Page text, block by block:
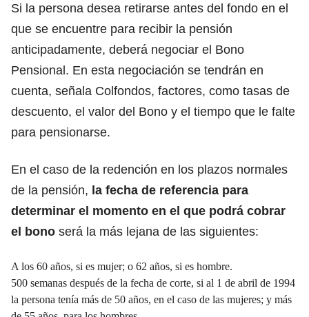
Si la persona desea retirarse antes del fondo en el
que se encuentre para recibir la pensión
anticipadamente, deberá negociar el Bono
Pensional. En esta negociación se tendrán en
cuenta, señala Colfondos, factores, como tasas de
descuento, el valor del Bono y el tiempo que le falte
para pensionarse.
En el caso de la redención en los plazos normales
de la pensión, la fecha de referencia para
determinar el momento en el que podrá cobrar
el bono será la más lejana de las siguientes:
A los 60 años, si es mujer; o 62 años, si es hombre.
500 semanas después de la fecha de corte, si al 1 de abril de 1994
la persona tenía más de 50 años, en el caso de las mujeres; y más